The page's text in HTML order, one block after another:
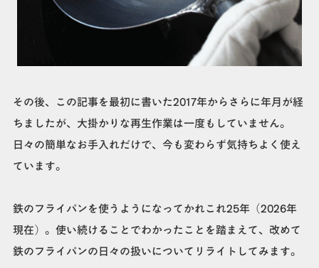
その後、この記事を最初に書いた2017年からさらに年月が経
ちましたが、大掛かりな再生作業は一度もしていません。
日々の簡単なお手入れだけで、今も変わらず気持ちよく使え
ています。
鉄のフライパンを使うようになってかれこれ25年（2026年
現在）。使い続けることでわかったことを踏まえて、改めて
鉄のフライパンの日々の扱いについてリライトしてみます。